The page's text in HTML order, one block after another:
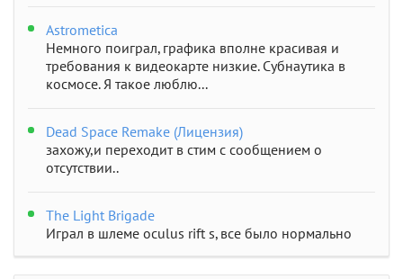
Astrometica
Немного поиграл, графика вполне красивая и
требования к видеокарте низкие. Субнаутика в
космосе. Я такое люблю...
Dead Space Remake (Лицензия)
захожу,и переходит в стим с сообщением о
отсутствии..
The Light Brigade
Играл в шлеме oculus rift s, все было нормально